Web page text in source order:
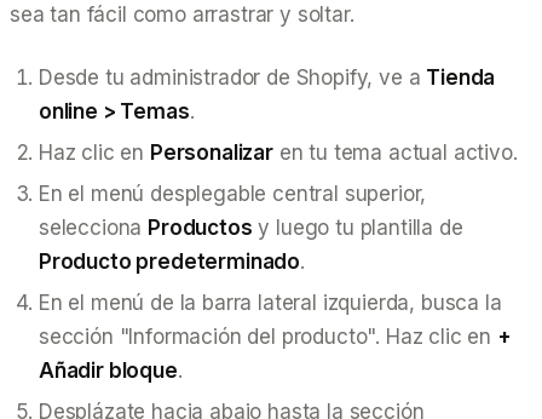
sea tan fácil como arrastrar y soltar.
Desde tu administrador de Shopify, ve a Tienda
online > Temas.
Haz clic en Personalizaren tu tema actual activo.
En el menú desplegable central superior,
selecciona Productos y luego tu plantilla de
Producto predeterminado.
En el menú de la barra lateral izquierda, busca la
sección "Información del producto". Haz clic en +
Añadir bloque.
Desplázate hacia abajo hasta la sección